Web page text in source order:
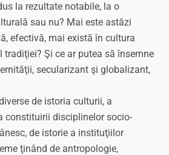
la rezultate notabile, la o
sau nu? Mai este astăzi
efectivă, mai există în cultura
tradiţiei? Şi ce ar putea să însemne
secularizant şi globalizant,
de istoria culturii, a
constituirii disciplinelor socio-
de istorie a instituţiilor
ţinând de antropologie,